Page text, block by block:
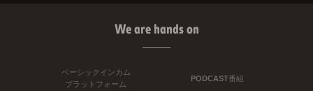
We are hands on
ベーシックインカム
プラットフォーム
PODCAST番組